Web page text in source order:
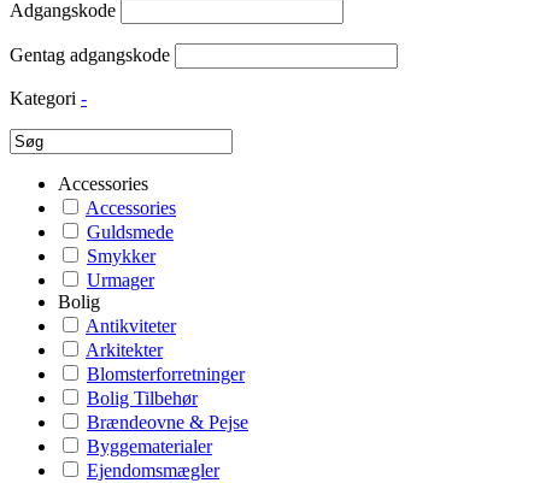
Adgangskode
Gentag adgangskode
Kategori -
Accessories
Accessories
Guldsmede
Smykker
Urmager
Bolig
Antikviteter
Arkitekter
Blomsterforretninger
Bolig Tilbehør
Brændeovne & Pejse
Byggematerialer
Ejendomsmægler